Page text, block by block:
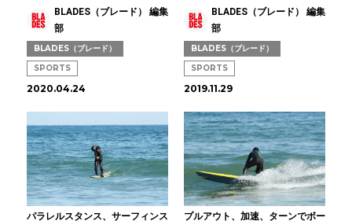
BLADES（ブレード） 編集
部
BLADES（ブレード）
SPORTS
2020.04.24
BLADES（ブレード） 編集
部
BLADES（ブレード）
SPORTS
2019.11.29
パラレルスタンス、サーフィンス プルアウト、加速、ターンでボー